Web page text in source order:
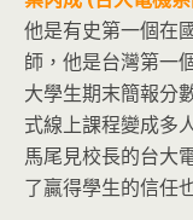
他是有史第一個在
師，他是台灣第一
大學生期末簡報分
式線上課程變成多
馬尾見校長的台大
了贏得學生的信任